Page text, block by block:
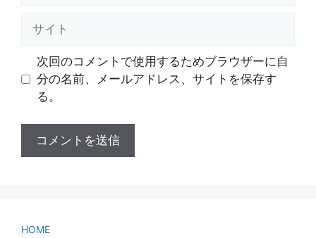
次回のコメントで使用するためブラウザーに自
分の名前、メールアドレス、サイトを保存す
る。
HOME